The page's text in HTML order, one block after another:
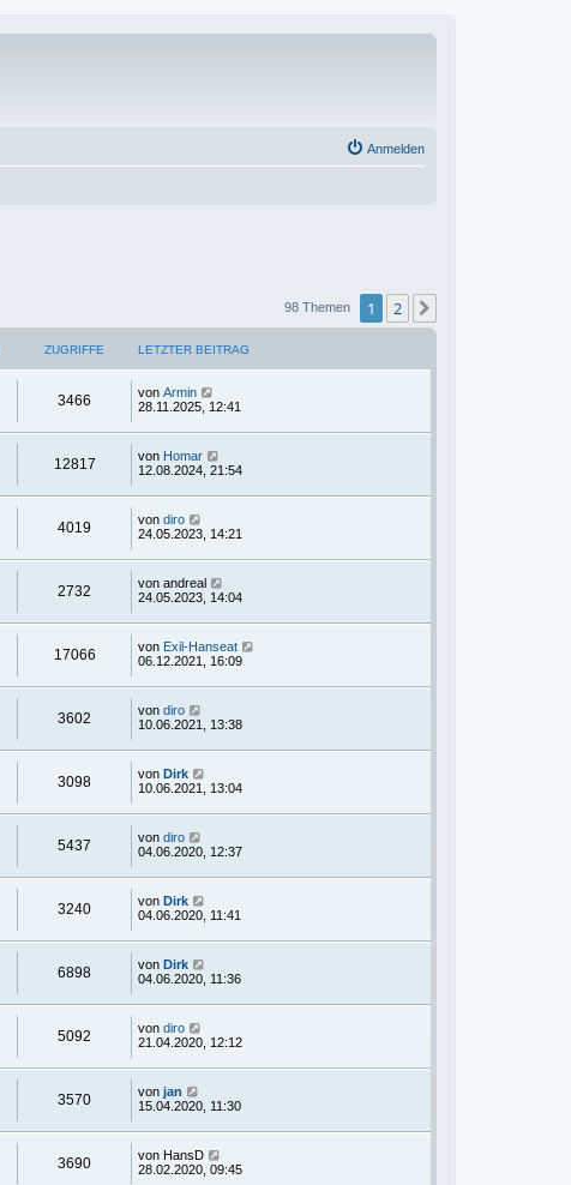
Anmelden
98 Themen 1 2
ZUGRIFFE LETZTER BEITRAG
3466 von Armin
28.11.2025, 12:41
12817 von Homar
12.08.2024, 21:54
4019 von diro
24.05.2023, 14:21
2732 von andreal
24.05.2023, 14:04
17066 von Exil-Hanseat
06.12.2021, 16:09
3602 von diro
10.06.2021, 13:38
3098 von Dirk
10.06.2021, 13:04
5437 von diro
04.06.2020, 12:37
3240 von Dirk
04.06.2020, 11:41
6898 von Dirk
04.06.2020, 11:36
5092 von diro
21.04.2020, 12:12
3570 von jan
15.04.2020, 11:30
3690 von HansD
28.02.2020, 09:45